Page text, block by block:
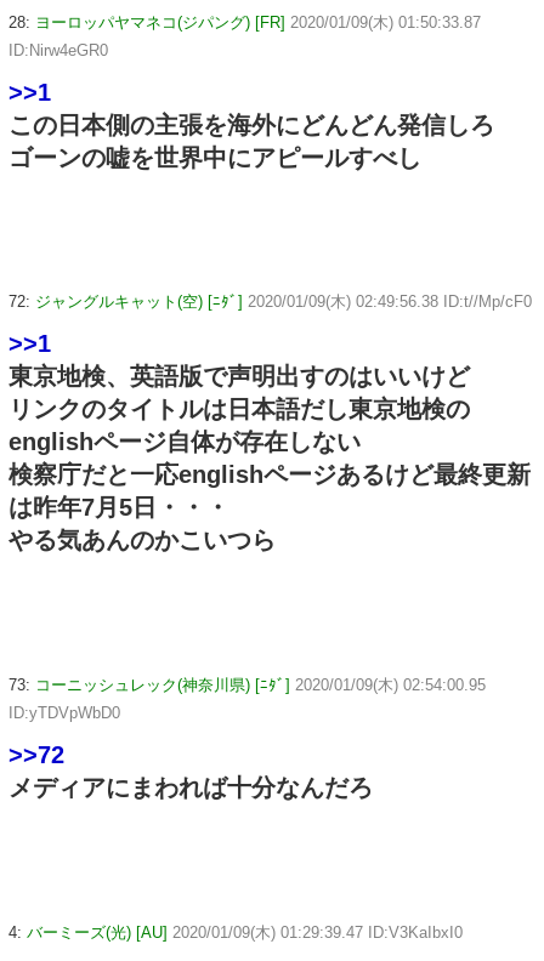
28: ヨーロッパヤマネコ(ジパング) [FR] 2020/01/09(木) 01:50:33.87
ID:Nirw4eGR0
>>1
この日本側の主張を海外にどんどん発信しろ
ゴーンの嘘を世界中にアピールすべし
72: ジャングルキャット(空) [ﾆﾀﾞ] 2020/01/09(木) 02:49:56.38 ID:t//Mp/cF0
>>1
東京地検、英語版で声明出すのはいいけど
リンクのタイトルは日本語だし東京地検の
englishページ自体が存在しない
検察庁だと一応englishページあるけど最終更新
は昨年7月5日・・・
やる気あんのかこいつら
73: コーニッシュレック(神奈川県) [ﾆﾀﾞ] 2020/01/09(木) 02:54:00.95
ID:yTDVpWbD0
>>72
メディアにまわれば十分なんだろ
4: バーミーズ(光) [AU] 2020/01/09(木) 01:29:39.47 ID:V3KaIbxI0